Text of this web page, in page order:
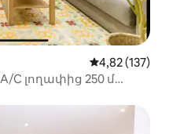
Միջին
4,82 (137)